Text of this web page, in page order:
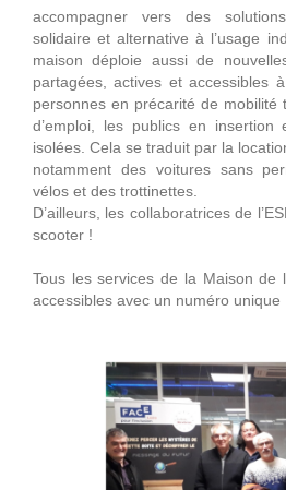
accompagner vers des
solidaire et alternative à l’usage
maison déploie aussi de
partagées, actives et accessibles
personnes en précarité de mobilité
d’emploi, les publics en insertion
isolées. Cela se traduit par la
notamment des voitures sans
vélos et des trottinettes.
D’ailleurs, les collaboratrices de
scooter !
Tous les services de la Maison de
accessibles avec un numéro unique